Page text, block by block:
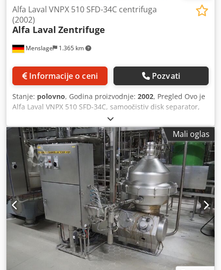
Menslage 1.365 km
Alfa Laval VNPX 510 SFD-34C centrifuga
(2002)
Alfa Laval Zentrifuge
Informacije o ceni Pozvati
Stanje: polovno, Godina proizvodnje: 2002, Pregled Ovo je
Alfa Laval VNPX 510 SFD-34C, samoočistiv disk separator,
koji je proizveden 2002. godine od strane kompanije Alfa
Laval (Tumba, Švedska). Serija VNPX je proverena
platforma za taložne bazene za uklanjanje čvrstih materija
u prehrambenoj i industriji pića; ova jedinica je poslednji
put korišćena u pivari. Separator je trenutno rastavljen:
okvir, bubanj, pogonski motor i armatura se čuvaju kao
zasebne komponente, što pojednostavljuje pregled glavnih
delova i olakšava transport. Deo isporuke uključuje ABB
pogonski motor od 22 kW, rezervoar za talog od nerđajućeg
čelika zapremine oko 150 litara, kao i kontrolni sistem
SIMATIC C7-633 od kompanije Siemens sa odvojenim
ekranom osetljivim na dodir i kontrolnim ormarićem.
Tehnički podaci - Proizvođač: Alfa Laval (Tumba, Švedska) -
Model: VNPX 510 SFD-34C - Godina proizvodnje: 2002 - Tip
mašine: samoočistiv disk separator (taložni bazen) - Maks.
Mali oglas